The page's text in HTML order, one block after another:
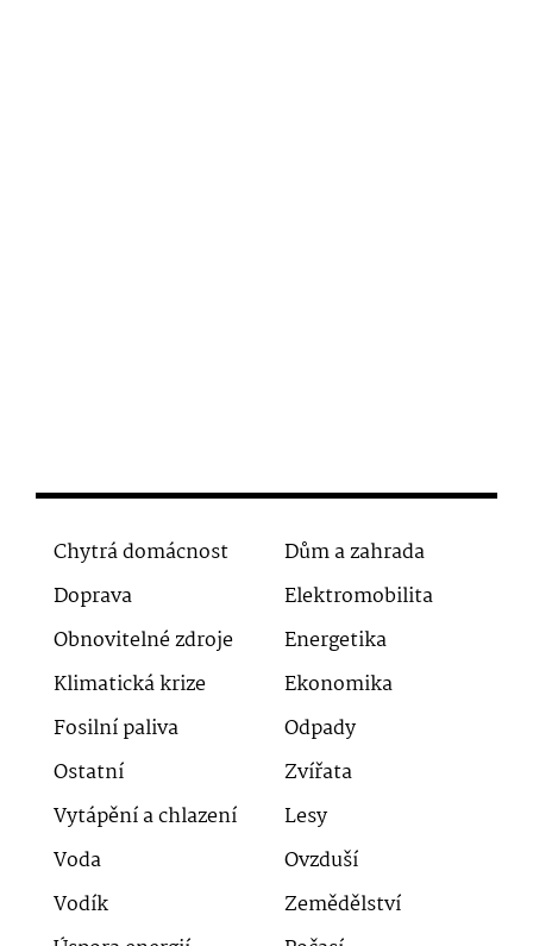
Chytrá domácnost
Dům a zahrada
Doprava
Elektromobilita
Obnovitelné zdroje
Energetika
Klimatická krize
Ekonomika
Fosilní paliva
Odpady
Ostatní
Zvířata
Vytápění a chlazení
Lesy
Voda
Ovzduší
Vodík
Zemědělství